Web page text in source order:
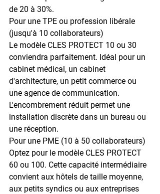
de 20 à 30%.
Pour une TPE ou profession libérale
(jusqu'à 10 collaborateurs)
Le modèle CLES PROTECT 10 ou 30
conviendra parfaitement. Idéal pour un
cabinet médical, un cabinet
d'architecture, un petit commerce ou
une agence de communication.
L'encombrement réduit permet une
installation discrète dans un bureau ou
une réception.
Pour une PME (10 à 50 collaborateurs)
Optez pour le modèle CLES PROTECT
60 ou 100. Cette capacité intermédiaire
convient aux hôtels de taille moyenne,
aux petits syndics ou aux entreprises